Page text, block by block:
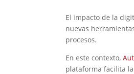
El impacto de la
nuevas
procesos.
En este contexto,
plataforma facilita